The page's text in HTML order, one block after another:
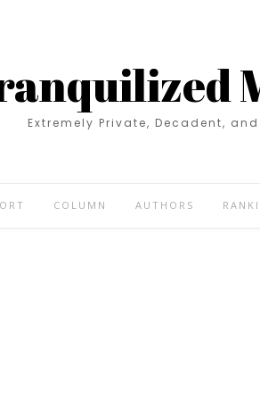
Extremely Private, Decadent,
COLUMN AUTHORS